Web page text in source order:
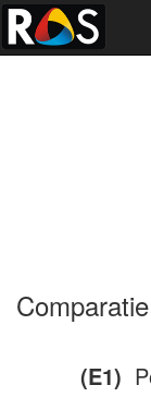
(E1)